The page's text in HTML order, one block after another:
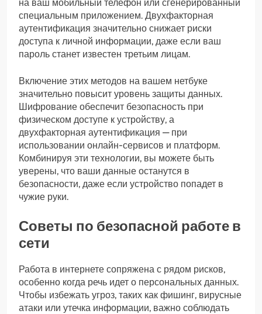
на ваш мобильный телефон или сгенерированный
специальным приложением. Двухфакторная
аутентификация значительно снижает риски
доступа к личной информации, даже если ваш
пароль станет известен третьим лицам.
Включение этих методов на вашем нетбуке
значительно повысит уровень защиты данных.
Шифрование обеспечит безопасность при
физическом доступе к устройству, а
двухфакторная аутентификация — при
использовании онлайн-сервисов и платформ.
Комбинируя эти технологии, вы можете быть
уверены, что ваши данные останутся в
безопасности, даже если устройство попадет в
чужие руки.
Советы по безопасной работе в
сети
Работа в интернете сопряжена с рядом рисков,
особенно когда речь идет о персональных данных.
Чтобы избежать угроз, таких как фишинг, вирусные
атаки или утечка информации, важно соблюдать